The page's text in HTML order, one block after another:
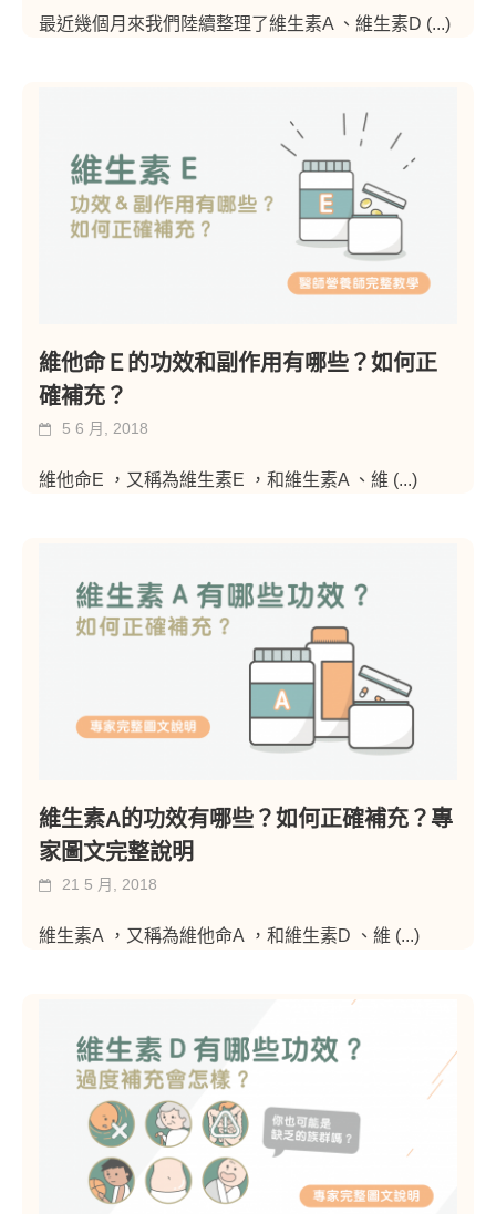
最近幾個月來我們陸續整理了維生素A 、維生素D (...)
維他命Ｅ的功效和副作用有哪些？如何正
確補充？
5 6 月, 2018
維他命E ，又稱為維生素E ，和維生素A 、維 (...)
維生素A的功效有哪些？如何正確補充？專
家圖文完整說明
21 5 月, 2018
維生素A ，又稱為維他命A ，和維生素D 、維 (...)